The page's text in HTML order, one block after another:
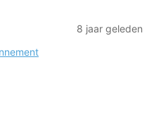
8 jaar geleden